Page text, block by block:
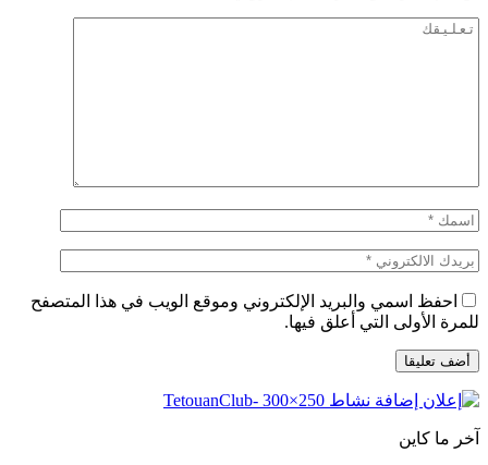
احفظ اسمي والبريد الإلكتروني وموقع الويب في هذا المتصفح
للمرة الأولى التي أعلق فيها.
آخر ما كاين